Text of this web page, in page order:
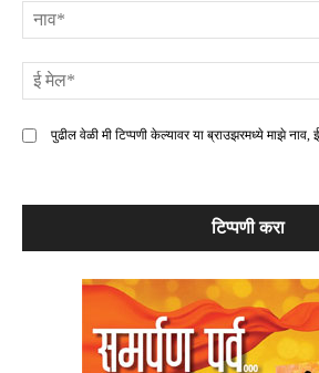
पुढील वेळी मी टिप्पणी केल्यावर या ब्राउझरमध्ये माझे